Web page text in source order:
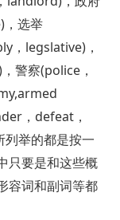
选举
，legslative)，
警察(police，
，defeat，
举的都是按一
只要是和这些概
容词和副词等都